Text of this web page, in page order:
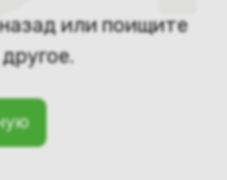
или поищите